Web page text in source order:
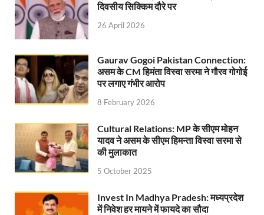
दिवसीय सिक्किम दौरे पर
26 April 2026
Gaurav Gogoi Pakistan Connection:
असम के CM हिमंता विस्वा सरमा ने गौरव गोगोई
पर लगाए गंभीर आरोप
8 February 2026
Cultural Relations: MP के सीएम मोहन
यादव ने असम के सीएम हिमन्ता विस्वा सरमा से
की मुलाकात
5 October 2025
Invest In Madhya Pradesh: मध्यप्रदेश
में निवेश हर मायने में फायदे का सौदा